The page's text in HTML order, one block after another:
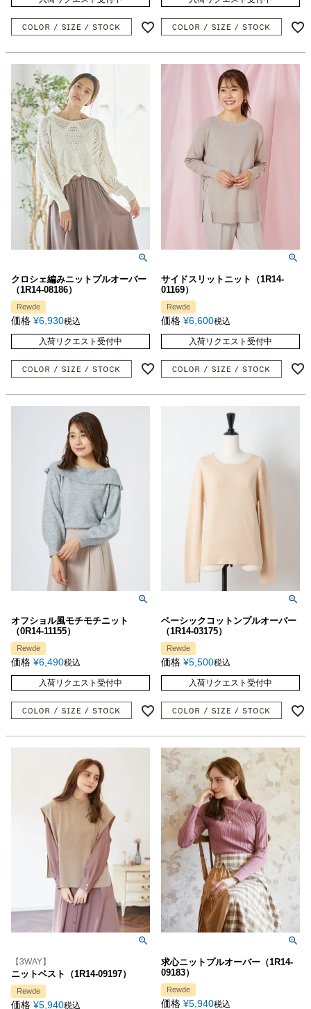
クロシェ編みニットプルオーバー
（1R14-08186）
Rewde
価格 ¥6,930税込
入荷リクエスト受付中
サイドスリットニット（1R14-
01169）
Rewde
価格 ¥6,600税込
入荷リクエスト受付中
オフショル風モチモチニット
（0R14-11155）
Rewde
価格 ¥6,490税込
入荷リクエスト受付中
ベーシックコットンプルオーバー
（1R14-03175）
Rewde
価格 ¥5,500税込
入荷リクエスト受付中
【3WAY】
ニットベスト（1R14-09197）
Rewde
価格 ¥5,940税込
求心ニットプルオーバー（1R14-
09183）
Rewde
価格 ¥5,940税込